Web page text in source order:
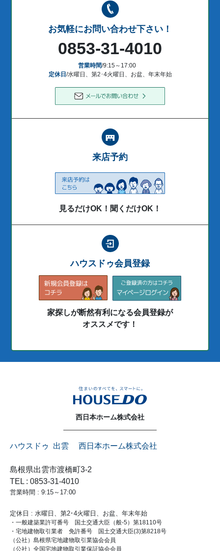
お気軽にお問い合わせ下さい！
0853-31-4010
営業時間/9:15～17:00
定休日/水曜日、第2･4火曜日、お盆、年末年始
来店予約
見るだけOK！聞くだけOK！
ハウスドゥ会員登録
家探しが断然有利になる会員登録が
オススメです！
西日本ホーム株式会社
ハウスドゥ 出雲 西日本ホーム株式会社
島根県出雲市渡橋町3-2
TEL : 0853-31-4010
営業時間 : 9:15～17:00
定休日 : 水曜日、第2･4火曜日、お盆、年末年始
・一般建築業許可番号 国土交通大臣（般-5）第18110号
・宅地建物取引業者 免許番号 国土交通大臣(3)第8218号
（公社）島根県宅地建物取引業協会会員
（公社）全国宅地建物取引業保証協会会員